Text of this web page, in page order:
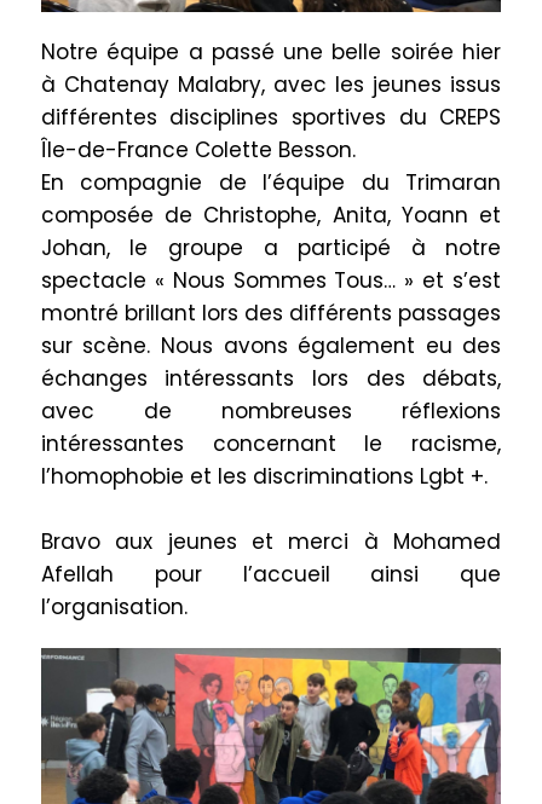
Notre équipe a passé une belle soirée hier
à Chatenay Malabry, avec les jeunes issus
différentes disciplines sportives du CREPS
Île-de-France Colette Besson.
En compagnie de l’équipe du Trimaran
composée de Christophe, Anita, Yoann et
Johan, le groupe a participé à notre
spectacle « Nous Sommes Tous… » et s’est
montré brillant lors des différents passages
sur scène. Nous avons également eu des
échanges intéressants lors des débats,
avec de nombreuses réflexions
intéressantes concernant le racisme,
l’homophobie et les discriminations Lgbt +.
Bravo aux jeunes et merci à Mohamed
Afellah pour l’accueil ainsi que
l’organisation.